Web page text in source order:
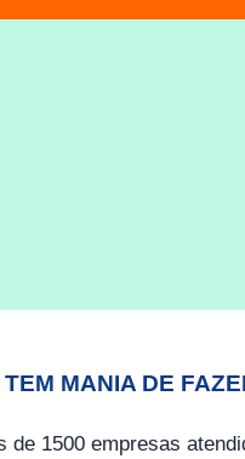
MANIA DE
de 1500 empresas